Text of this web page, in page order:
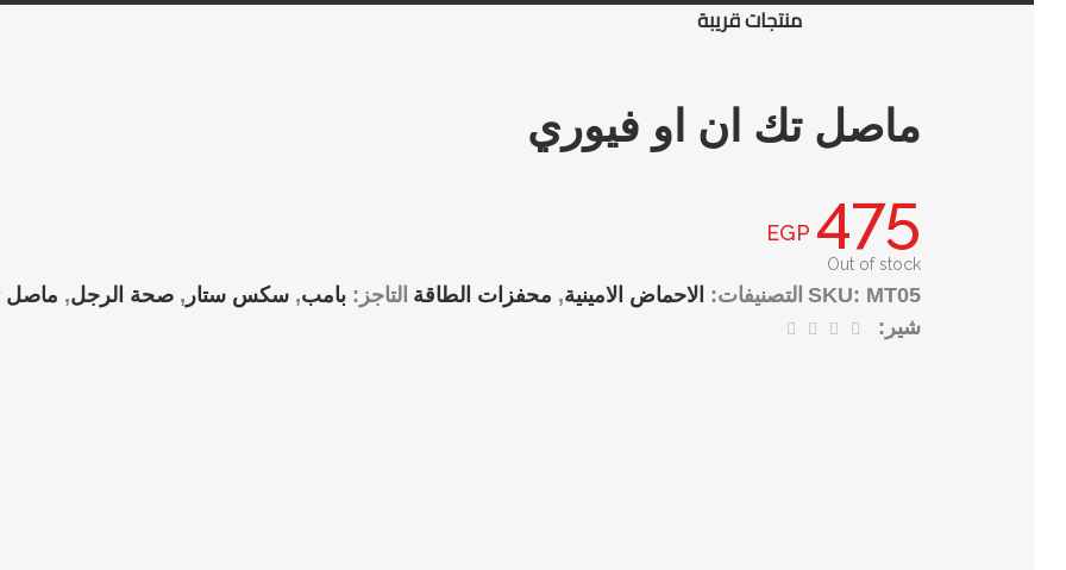
ماصل تك ان او فيوري
EGP 475
Out of stock
SKU: MT05 التصنيفات: الاحماض الامينية, محفزات الطاقة التاجز: بامب, سكس ستار , صحة الرجل, ماصل
شير:
منتجات قريبة